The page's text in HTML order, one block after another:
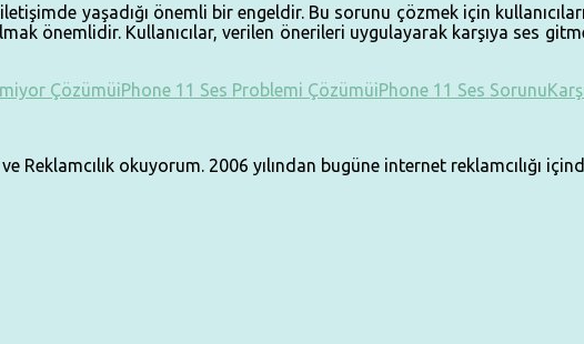
yaşadığı önemli bir engeldir. Bu sorunu çözmek için
önemlidir. Kullanıcılar, verilen önerileri uygulayarak karşıya ses
ÇözümüiPhone 11 Ses Problemi ÇözümüiPhone 11 Ses Sorunu
Reklamcılık okuyorum. 2006 yılından bugüne internet reklamcılığı